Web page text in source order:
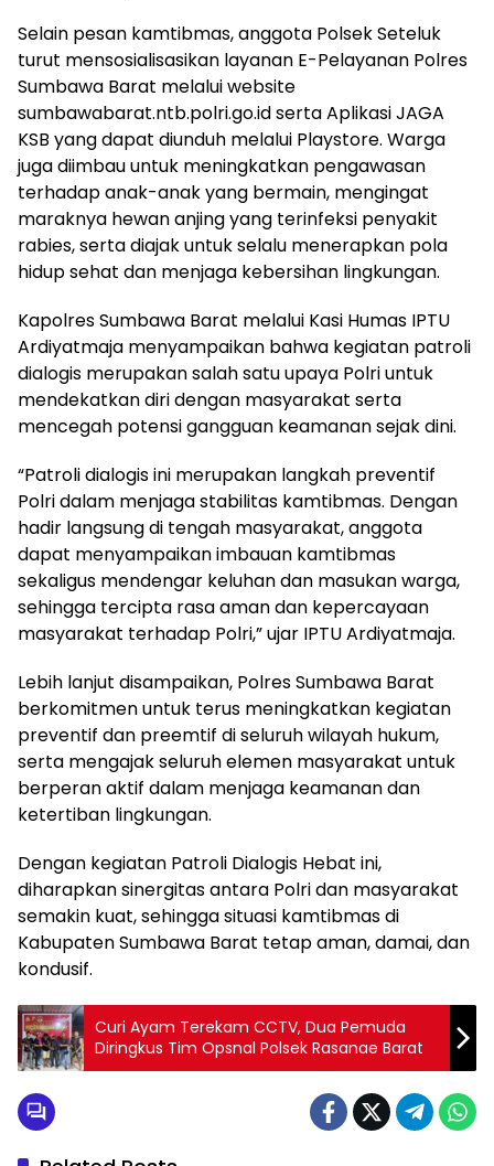
Selain pesan kamtibmas, anggota Polsek Seteluk
turut mensosialisasikan layanan E-Pelayanan Polres
Sumbawa Barat melalui website
sumbawabarat.ntb.polri.go.id serta Aplikasi JAGA
KSB yang dapat diunduh melalui Playstore. Warga
juga diimbau untuk meningkatkan pengawasan
terhadap anak-anak yang bermain, mengingat
maraknya hewan anjing yang terinfeksi penyakit
rabies, serta diajak untuk selalu menerapkan pola
hidup sehat dan menjaga kebersihan lingkungan.
Kapolres Sumbawa Barat melalui Kasi Humas IPTU
Ardiyatmaja menyampaikan bahwa kegiatan patroli
dialogis merupakan salah satu upaya Polri untuk
mendekatkan diri dengan masyarakat serta
mencegah potensi gangguan keamanan sejak dini.
“Patroli dialogis ini merupakan langkah preventif
Polri dalam menjaga stabilitas kamtibmas. Dengan
hadir langsung di tengah masyarakat, anggota
dapat menyampaikan imbauan kamtibmas
sekaligus mendengar keluhan dan masukan warga,
sehingga tercipta rasa aman dan kepercayaan
masyarakat terhadap Polri,” ujar IPTU Ardiyatmaja.
Lebih lanjut disampaikan, Polres Sumbawa Barat
berkomitmen untuk terus meningkatkan kegiatan
preventif dan preemtif di seluruh wilayah hukum,
serta mengajak seluruh elemen masyarakat untuk
berperan aktif dalam menjaga keamanan dan
ketertiban lingkungan.
Dengan kegiatan Patroli Dialogis Hebat ini,
diharapkan sinergitas antara Polri dan masyarakat
semakin kuat, sehingga situasi kamtibmas di
Kabupaten Sumbawa Barat tetap aman, damai, dan
kondusif.
‎Curi Ayam Terekam CCTV, Dua Pemuda
Diringkus Tim Opsnal Polsek Rasanae Barat